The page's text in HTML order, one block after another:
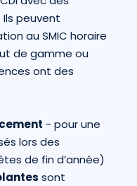
peuvent
au SMIC horaire
de gamme ou
ont des
- pour une
lors des
de fin d’année)
sont